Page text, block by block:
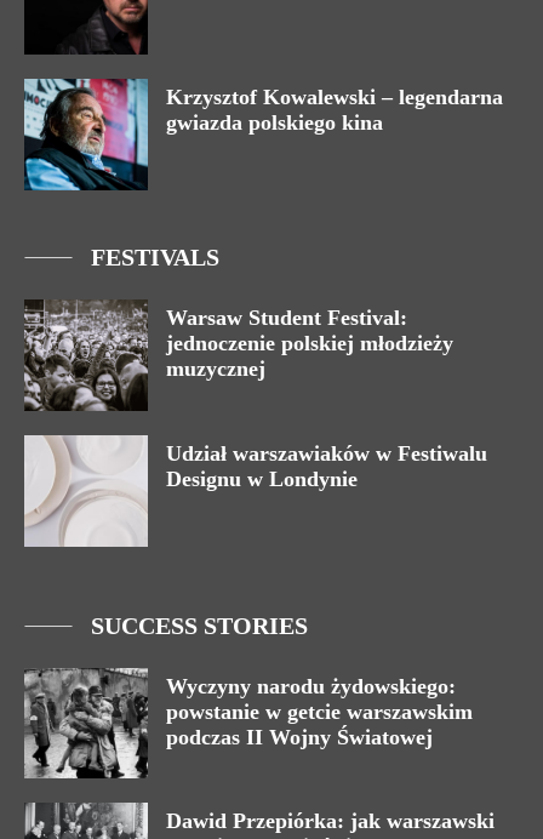
Krzysztof Kowalewski – legendarna
gwiazda polskiego kina
FESTIVALS
Warsaw Student Festival:
jednoczenie polskiej młodzieży
muzycznej
Udział warszawiaków w Festiwalu
Designu w Londynie
SUCCESS STORIES
Wyczyny narodu żydowskiego:
powstanie w getcie warszawskim
podczas II Wojny Światowej
Dawid Przepiórka: jak warszawski